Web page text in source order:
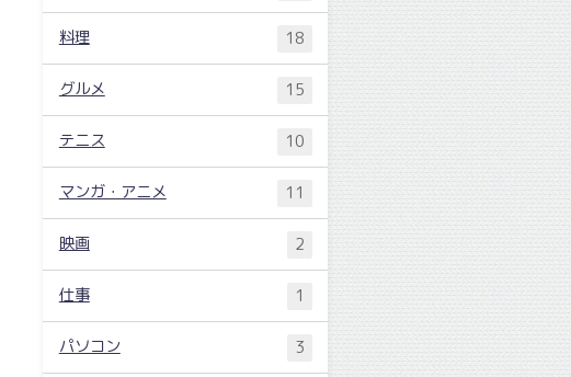
料理 18
グルメ 15
テニス 10
マンガ・アニメ 11
映画 2
仕事 1
パソコン 3